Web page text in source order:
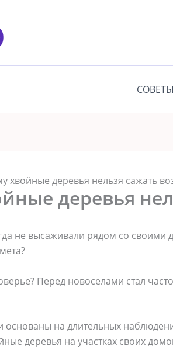
СОВЕТЫ
хвойные деревья нельзя сажать
деревья
не высаживали рядом со
Перед новоселами стал
на длительных
деревья на участках своих